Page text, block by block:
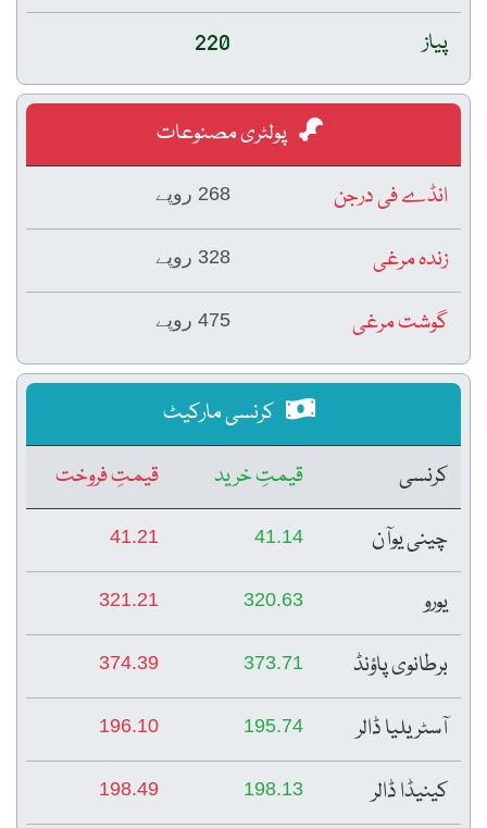
پیاز
220
پولٹری مصنوعات
انڈے فی درجن
268 روپے
زندہ مرغی 328 روپے
گوشت مرغی 475 روپے
کرنسی مارکیٹ
کرنسی
قیمتِ خرید
قیمتِ فروخت
چینی یوآن
41.14
41.21
یورو 320.63
321.21
برطانوی پاؤنڈ 373.71
374.39
آسٹریلیا ڈالر 195.74
196.10
کینیڈا ڈالر 198.13
198.49